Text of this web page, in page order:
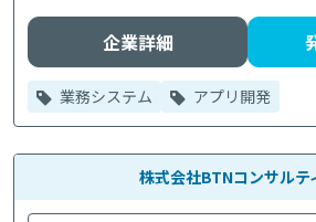
企業詳細
業務システム アプリ開発
株式会社BTNコンサルテ